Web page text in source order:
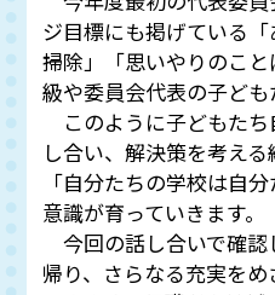
ジ目標にも掲げている
掃除」「思いやりのこ
級や委員会代表の子ども
このように子どもた
し合い、解決策を考える
「自分たちの学校は自
意識が育っていきます。
今回の話し合いで確認
帰り、さらなる充実を